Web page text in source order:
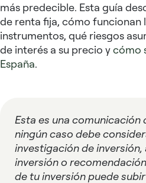
más predecible. Esta guía
de renta fija, cómo funcionan
instrumentos, qué riesgos
de interés a su precio ycómo
España.
Esta es una comunicación
ningún caso debe
investigación de
inversión o
de tu inversión puede